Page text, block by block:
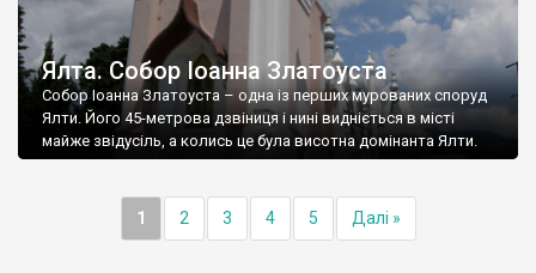
Ялта. Собор Іоанна Златоуста
Собор Іоанна Златоуста – одна із перших мурованих споруд
Ялти. Його 45-метрова дзвіниця і нині видніється в місті
майже звідусіль, а колись це була висотна домінанта Ялти.
1 2 3 4 5 Далі »